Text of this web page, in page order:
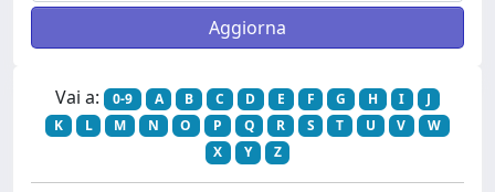
Vai a: 0-9 A B C D E F G H I
J
K
L M N O P Q R S T U V
W
X
Y Z